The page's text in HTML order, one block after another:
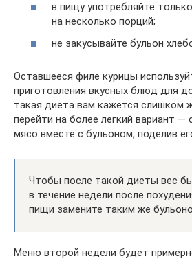
в пищу употребляйте
на несколько порций;
не закусывайте бульон
Оставшееся филе курицы
приготовления вкусных блюд для
такая диета вам кажется слишком
перейти на более легкий вариант —
мясо вместе с бульоном, поделив
Чтобы после такой диеты вес
в течение недели после
пищи замените таким же
Меню второй недели будет